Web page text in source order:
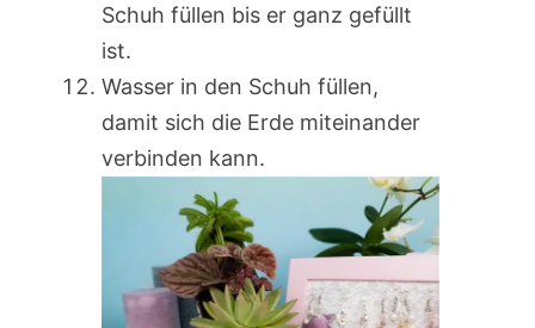
Schuh füllen bis er ganz gefüllt
ist.
Wasser in den Schuh füllen,
damit sich die Erde miteinander
verbinden kann.